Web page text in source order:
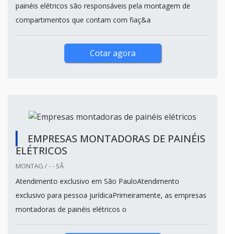
painéis elétricos são responsáveis pela montagem de
compartimentos que contam com fiaç&a
Cotar agora
EMPRESAS MONTADORAS DE PAINÉIS
ELÉTRICOS
MONTAG / - - SÃ
Atendimento exclusivo em São PauloAtendimento
exclusivo para pessoa jurídicaPrimeiramente, as empresas
montadoras de painéis elétricos o